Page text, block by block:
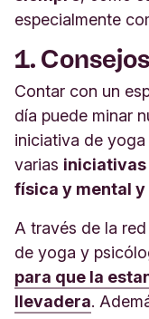
especialmente
1.
Contar con un
día puede minar
iniciativa de yoga
varias
física y mental y
A través de la
de yoga y
para que la
llevadera.